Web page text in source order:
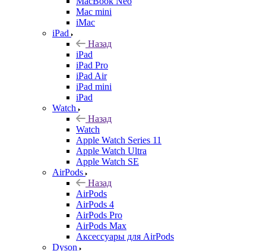
Mac mini
iMac
iPad
Назад
iPad
iPad Pro
iPad Air
iPad mini
iPad
Watch
Назад
Watch
Apple Watch Series 11
Apple Watch Ultra
Apple Watch SE
AirPods
Назад
AirPods
AirPods 4
AirPods Pro
AirPods Max
Аксессуары для AirPods
Dyson